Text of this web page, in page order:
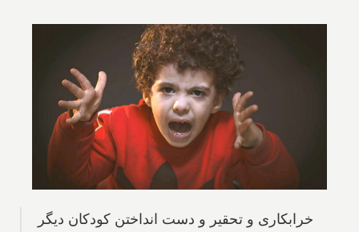
خرابکاری و تحقیر و دست انداختن کودکان دیگر‌